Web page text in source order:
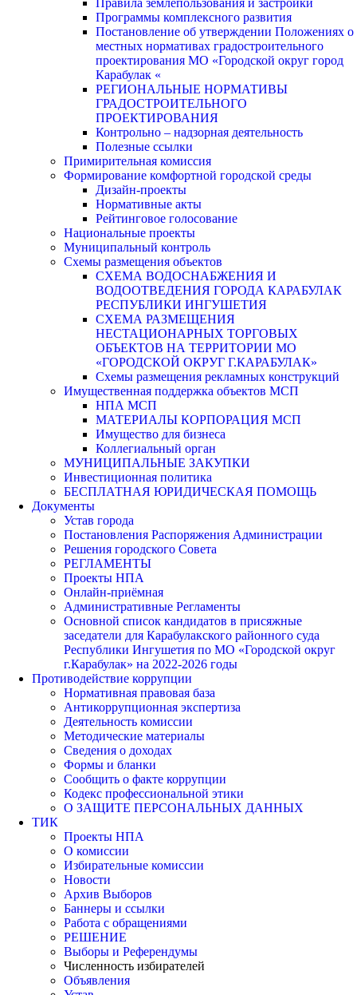
Программы комплексного развития
Постановление об утверждении Положениях о
местных нормативах градостроительного
проектирования МО «Городской округ город
Карабулак «
РЕГИОНАЛЬНЫЕ НОРМАТИВЫ
ГРАДОСТРОИТЕЛЬНОГО
ПРОЕКТИРОВАНИЯ
Контрольно – надзорная деятельность
Полезные ссылки
Примирительная комиссия
Формирование комфортной городской среды
Дизайн-проекты
Нормативные акты
Рейтинговое голосование
Национальные проекты
Муниципальный контроль
Схемы размещения объектов
СХЕМА ВОДОСНАБЖЕНИЯ И
ВОДООТВЕДЕНИЯ ГОРОДА КАРАБУЛАК
РЕСПУБЛИКИ ИНГУШЕТИЯ
СХЕМА РАЗМЕЩЕНИЯ
НЕСТАЦИОНАРНЫХ ТОРГОВЫХ
ОБЪЕКТОВ НА ТЕРРИТОРИИ МО
«ГОРОДСКОЙ ОКРУГ Г.КАРАБУЛАК»
Схемы размещения рекламных конструкций
Имущественная поддержка объектов МСП
НПА МСП
МАТЕРИАЛЫ КОРПОРАЦИЯ МСП
Имущество для бизнеса
Коллегиальный орган
МУНИЦИПАЛЬНЫЕ ЗАКУПКИ
Инвестиционная политика
БЕСПЛАТНАЯ ЮРИДИЧЕСКАЯ ПОМОЩЬ
Документы
Устав города
Постановления Распоряжения Администрации
Решения городского Совета
РЕГЛАМЕНТЫ
Проекты НПА
Онлайн-приёмная
Административные Регламенты
Основной список кандидатов в присяжные
заседатели для Карабулакского районного суда
Республики Ингушетия по МО «Городской округ
г.Карабулак» на 2022-2026 годы
Противодействие коррупции
Нормативная правовая база
Антикоррупционная экспертиза
Деятельность комиссии
Методические материалы
Сведения о доходах
Формы и бланки
Сообщить о факте коррупции
Кодекс профессиональной этики
О ЗАЩИТЕ ПЕРСОНАЛЬНЫХ ДАННЫХ
ТИК
Проекты НПА
О комиссии
Избирательные комиссии
Новости
Архив Выборов
Баннеры и ссылки
Работа с обращениями
РЕШЕНИЕ
Выборы и Референдумы
Численность избирателей
Объявления